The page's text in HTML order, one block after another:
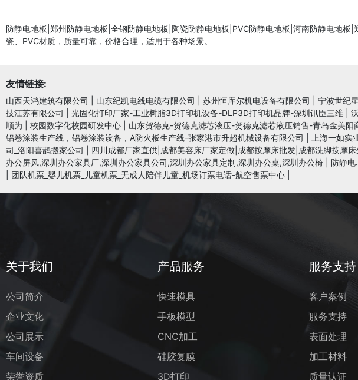
防静电地板|郑州防静电地板|全钢防静电地板|陶瓷防静电地板|PVC防静电地板|河南防静电地
瓷、PVC材质，质量可靠，价格合理，适用于各种场景。
友情链接:
山西天鸿建筑有限公司 山东纪凯电线电缆有限公司 苏州恒库尔机电设备有限公司 宁波世纪
技江苏有限公司
光固化打印厂家-工业树脂3D打印机设备-DLP3D打印机品牌-深圳讯臣三维
顺为
校园数字化校园研发中心 山东贺德克-贺德克滤芯液压-贺德克滤芯液压销售-青岛金美阳
铝卷涂装生产线，铝卷涂装设备，A防火板生产线-张家港市升超机械设备有限公司
上海一如实
司_洛阳喜鹊搬家公司
四川成都厂家直供|成都美容床厂家定做|成都按摩床批发|成都洗脚按摩
办公屏风,深圳办公家具厂,深圳办公家具公司,深圳办公家具定制,深圳办公桌,深圳办公椅
防静电
团队机票_婴儿机票_儿童机票_无成人陪伴儿童_机场订票电话-航空售票中心
关于我们
公司简介
企业文化
公司展示
车间设备
荣誉资质
产品服务
快速模具
手板模型
CNC加工
硅胶复膜
3D打印
服务支持
客户案例
服务支持
表面处理
加工材料
质量认证